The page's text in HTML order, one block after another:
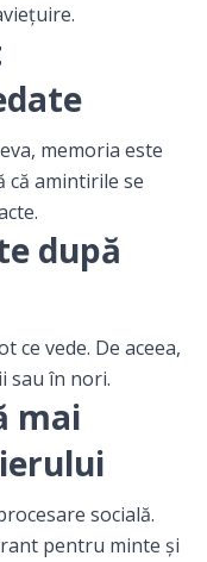
memoria este
că amintirile se
după
ce vede. De aceea,
sau în nori.
mai
socială.
pentru minte și